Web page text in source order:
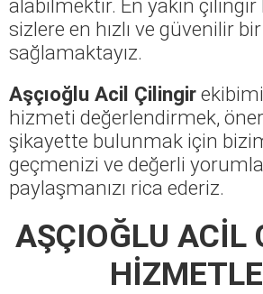
alabilmektir. En yakın
sizlere en hızlı ve güvenilir
sağlamaktayız.
Aşçıoğlu Acil Çilingir
hizmeti değerlendirmek,
şikayette bulunmak için
geçmenizi ve değerli
paylaşmanızı rica ederiz.
AŞÇIOĞLU ACİL